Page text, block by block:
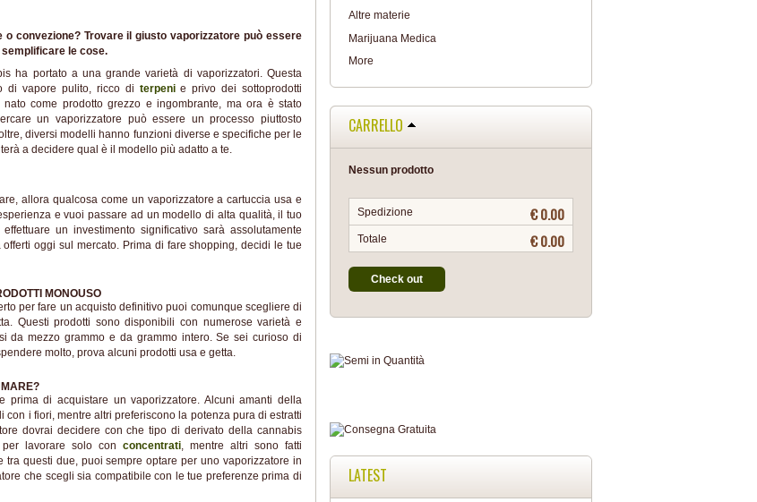
convezione? Trovare il giusto vaporizzatore può essere
le cose.
ha portato a una grande varietà di vaporizzatori. Questa
di vapore pulito, ricco di terpenie privo dei sottoprodotti
come prodotto grezzo e ingombrante, ma ora è stato
un vaporizzatore può essere un processo piuttosto
diversi modelli hanno funzioni diverse e specifiche per le
a decidere qual è il modello più adatto a te.
allora qualcosa come un vaporizzatore a cartuccia usa e
e vuoi passare ad un modello di alta qualità, il tuo
un investimento significativo sarà assolutamente
oggi sul mercato. Prima di fare shopping, decidi le tue
MONOUSO
per fare un acquisto definitivo puoi comunque scegliere di
Questi prodotti sono disponibili con numerose varietà e
da mezzo grammo e da grammo intero. Se sei curioso di
molto, prova alcuni prodotti usa e getta.
prima di acquistare un vaporizzatore. Alcuni amanti della
i fiori, mentre altri preferiscono la potenza pura di estratti
dovrai decidere con che tipo di derivato della cannabis
lavorare solo con concentrati, mentre altri sono fatti
questi due, puoi sempre optare per uno vaporizzatore in
che scegli sia compatibile con le tue preferenze prima di
Altre materie
Marijuana Medica
More
CARRELLO
Nessun prodotto
Spedizione € 0.00
Totale € 0.00
Check out
LATEST